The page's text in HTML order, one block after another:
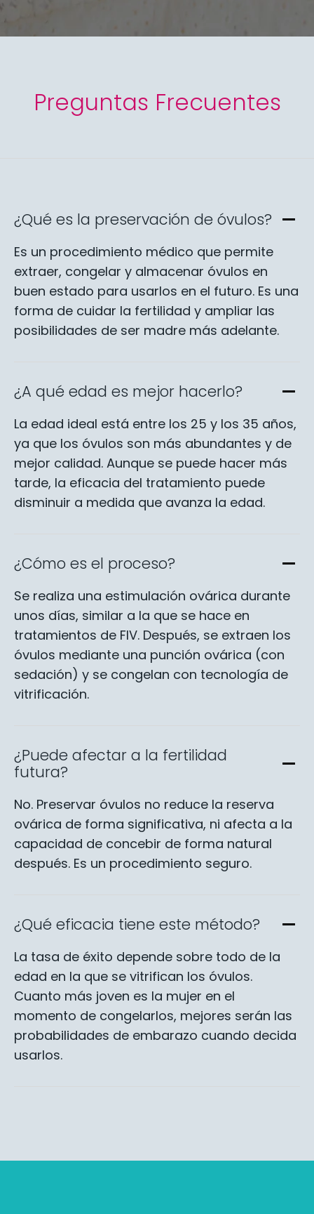
Preguntas Frecuentes
¿Qué es la preservación de óvulos?
Es un procedimiento médico que permite
extraer, congelar y almacenar óvulos en
buen estado para usarlos en el futuro. Es una
forma de cuidar la fertilidad y ampliar las
posibilidades de ser madre más adelante.
¿A qué edad es mejor hacerlo?
La edad ideal está entre los 25 y los 35 años,
ya que los óvulos son más abundantes y de
mejor calidad. Aunque se puede hacer más
tarde, la eficacia del tratamiento puede
disminuir a medida que avanza la edad.
¿Cómo es el proceso?
Se realiza una estimulación ovárica durante
unos días, similar a la que se hace en
tratamientos de FIV. Después, se extraen los
óvulos mediante una punción ovárica (con
sedación) y se congelan con tecnología de
vitrificación.
¿Puede afectar a la fertilidad
futura?
No. Preservar óvulos no reduce la reserva
ovárica de forma significativa, ni afecta a la
capacidad de concebir de forma natural
después. Es un procedimiento seguro.
¿Qué eficacia tiene este método?
La tasa de éxito depende sobre todo de la
edad en la que se vitrifican los óvulos.
Cuanto más joven es la mujer en el
momento de congelarlos, mejores serán las
probabilidades de embarazo cuando decida
usarlos.